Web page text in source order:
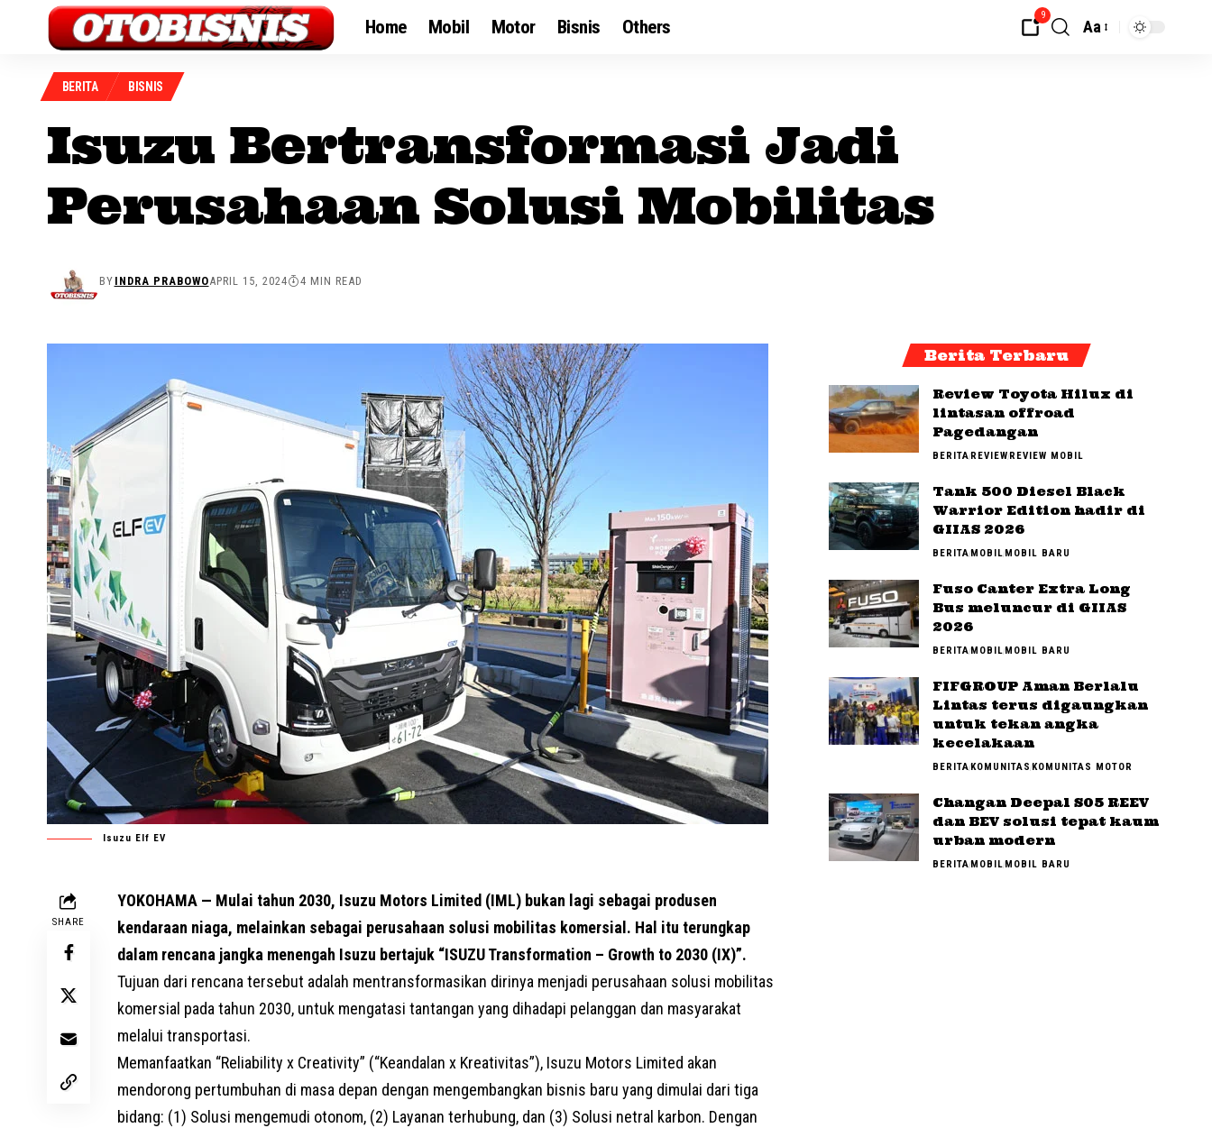
Home Mobil Motor Bisnis Others
9
Aa
BERITA BISNIS
Isuzu Bertransformasi Jadi
Perusahaan Solusi Mobilitas
BY INDRA PRABOWOAPRIL 15, 2024 4 MIN READ
Isuzu Elf EV
SHARE
YOKOHAMA — Mulai tahun 2030, Isuzu Motors Limited (IML) bukan lagi sebagai produsen
kendaraan niaga, melainkan sebagai perusahaan solusi mobilitas komersial. Hal itu terungkap
dalam rencana jangka menengah Isuzu bertajuk “ISUZU Transformation – Growth to 2030 (IX)”.
Tujuan dari rencana tersebut adalah mentransformasikan dirinya menjadi perusahaan solusi mobilitas
komersial pada tahun 2030, untuk mengatasi tantangan yang dihadapi pelanggan dan masyarakat
melalui transportasi.
Memanfaatkan “Reliability x Creativity” (“Keandalan x Kreativitas”), Isuzu Motors Limited akan
mendorong pertumbuhan di masa depan dengan mengembangkan bisnis baru yang dimulai dari tiga
bidang: (1) Solusi mengemudi otonom, (2) Layanan terhubung, dan (3) Solusi netral karbon. Dengan
Berita Terbaru
Review Toyota Hilux di
lintasan offroad
Pagedangan
BERITAREVIEWREVIEW MOBIL
Tank 500 Diesel Black
Warrior Edition hadir di
GIIAS 2026
BERITAMOBILMOBIL BARU
Fuso Canter Extra Long
Bus meluncur di GIIAS
2026
BERITAMOBILMOBIL BARU
FIFGROUP Aman Berlalu
Lintas terus digaungkan
untuk tekan angka
kecelakaan
BERITAKOMUNITASKOMUNITAS MOTOR
Changan Deepal S05 REEV
dan BEV solusi tepat kaum
urban modern
BERITAMOBILMOBIL BARU